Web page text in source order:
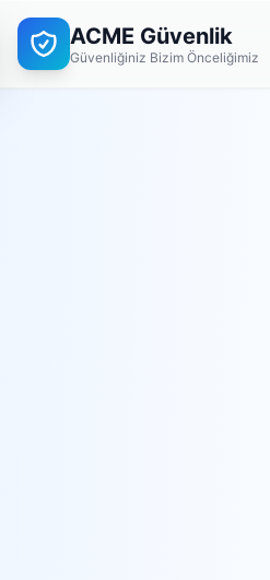
ACME Güvenlik
Güvenliğiniz Bizim Önceliğimiz